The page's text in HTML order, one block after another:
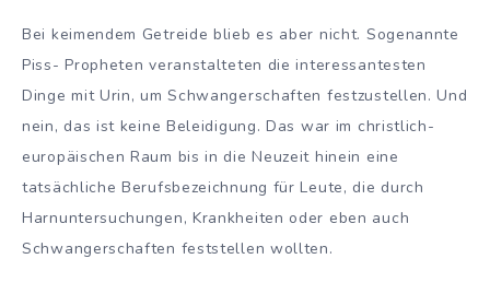
Bei keimendem Getreide blieb es aber nicht. Sogenannte
Piss- Propheten veranstalteten die interessantesten
Dinge mit Urin, um Schwangerschaften festzustellen. Und
nein, das ist keine Beleidigung. Das war im christlich-
europäischen Raum bis in die Neuzeit hinein eine
tatsächliche Berufsbezeichnung für Leute, die durch
Harnuntersuchungen, Krankheiten oder eben auch
Schwangerschaften feststellen wollten.